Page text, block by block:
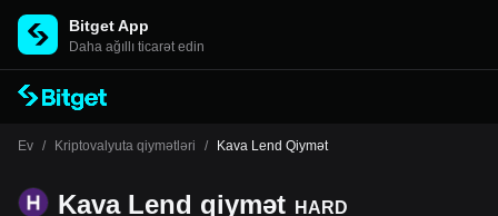
Bitget App
Daha ağıllı ticarət edin
Ev / Kriptovalyuta qiymətləri / Kava Lend Qiymət
Kava Lend qiymət HARD